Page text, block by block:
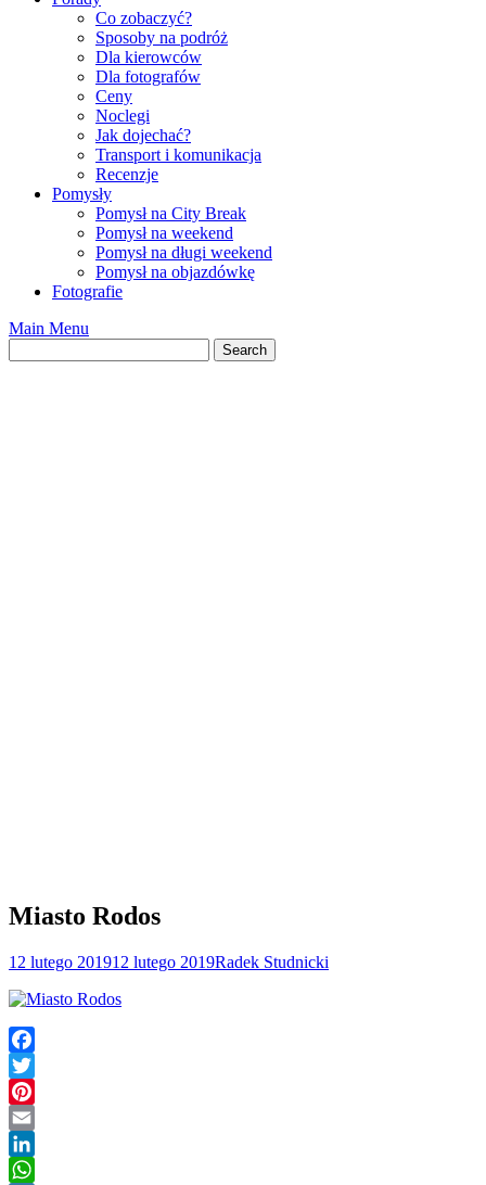
Co zobaczyć?
Sposoby na podróż
Dla kierowców
Dla fotografów
Ceny
Noclegi
Jak dojechać?
Transport i komunikacja
Recenzje
Pomysły
Pomysł na City Break
Pomysł na weekend
Pomysł na długi weekend
Pomysł na objazdówkę
Fotografie
Main Menu
Miasto Rodos
12 lutego 201912 lutego 2019Radek Studnicki
Facebook
Twitter
Pinterest
Email
LinkedIn